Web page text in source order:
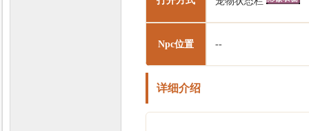
Npc位置 --
详细介绍